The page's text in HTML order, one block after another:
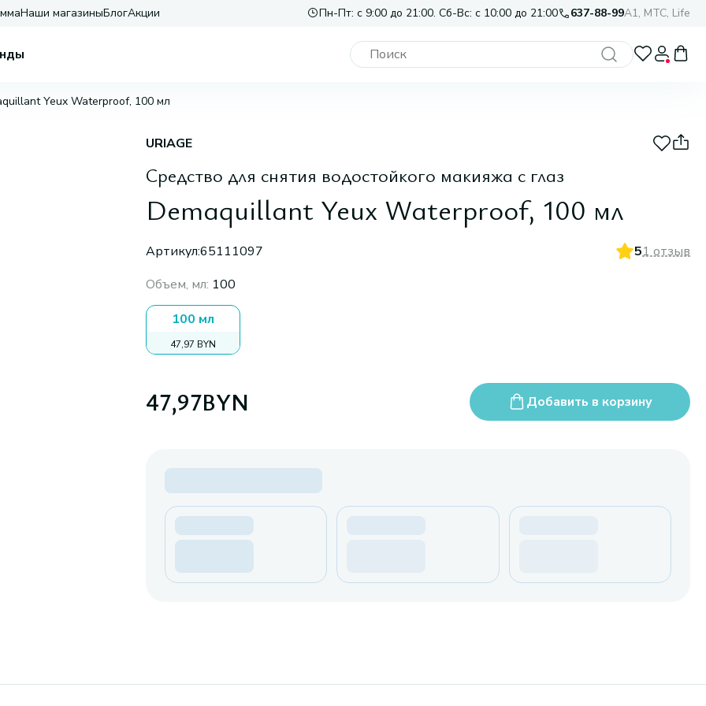
Наши магазиныБлогАкции Пн-Пт: с 9:00 до 21:00. Сб-Вс: с 10:00 до 21:00 637-88-99A1, МТС, Life
Yeux Waterproof, 100 мл
URIAGE
Средство для снятия водостойкого макияжа с глаз
Demaquillant Yeux Waterproof, 100 мл
Артикул:65111097 51 отзыв
Объем, мл: 100
100 мл
47,97 BYN
47,97BYN Добавить в корзину